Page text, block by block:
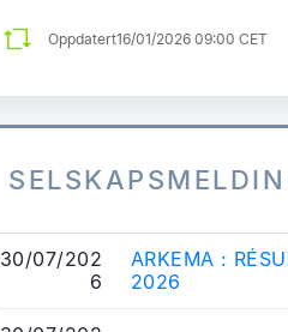
Oppdatert16/01/2026 09:00 CET
30/07/202
6
ARKEMA :
2026